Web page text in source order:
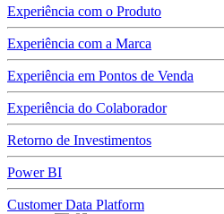
Experiência com o Produto
Experiência com a Marca
Experiência em Pontos de Venda
Experiência do Colaborador
Retorno de Investimentos
Power BI
Customer Data Platform